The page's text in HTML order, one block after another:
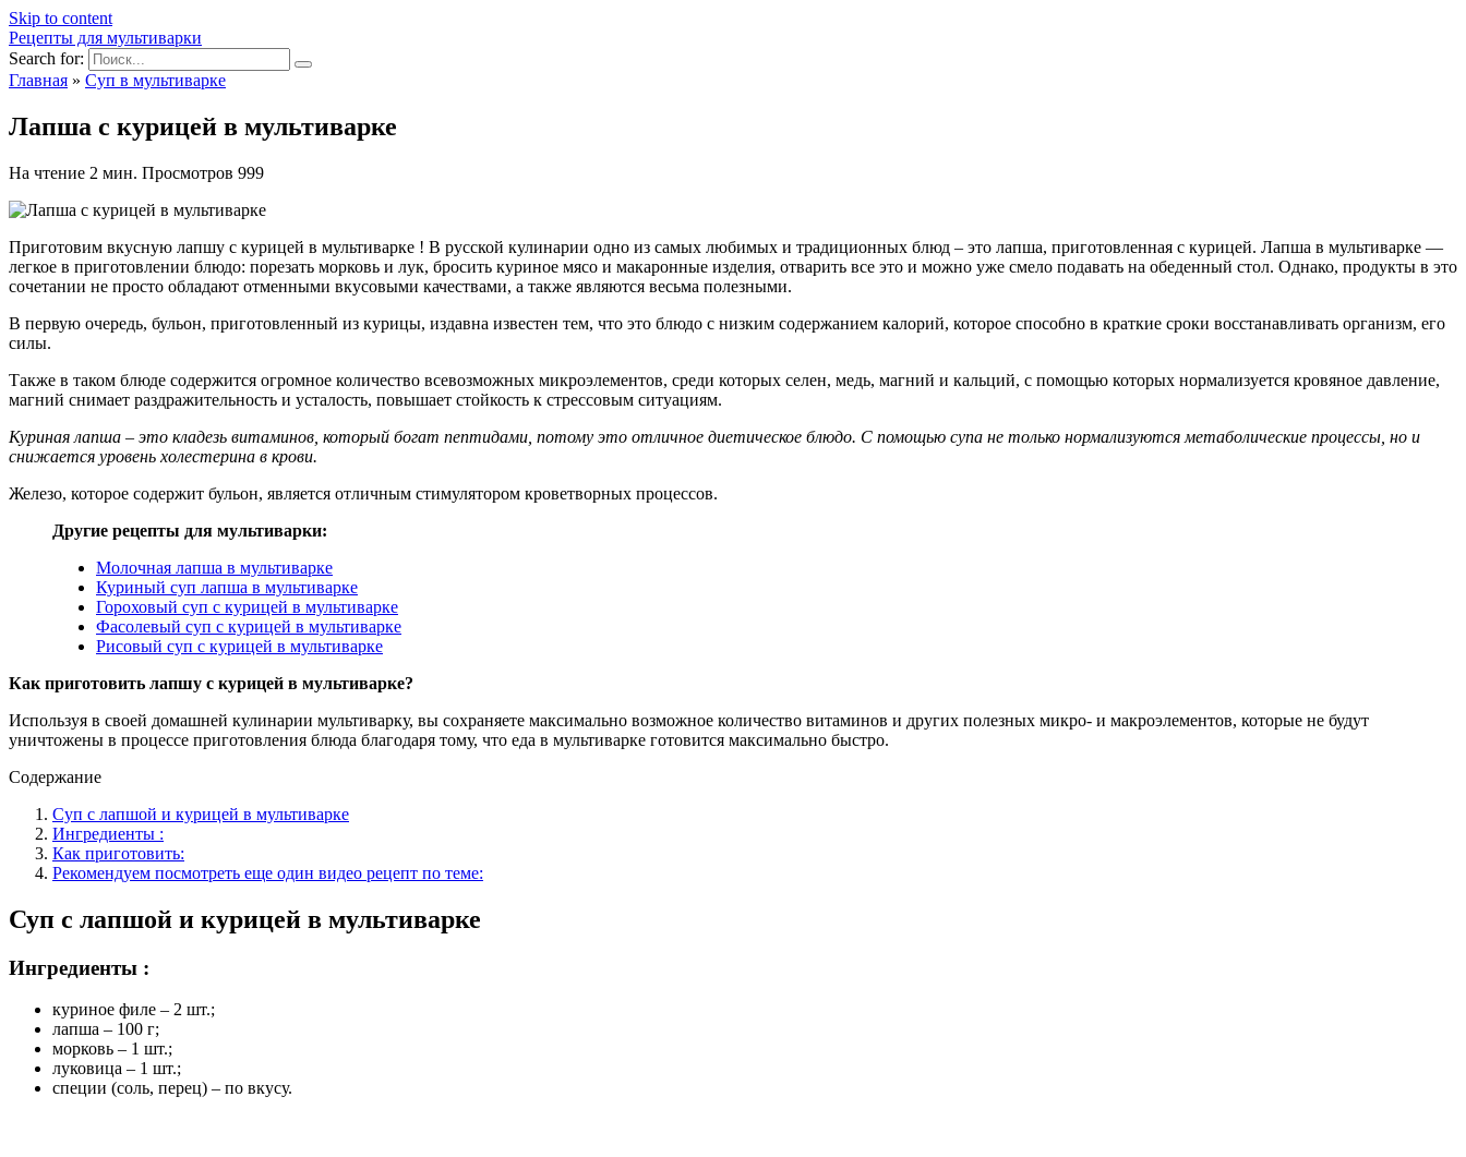
Skip to content
Рецепты для мультиварки
Search for:
Главная » Суп в мультиварке
Лапша с курицей в мультиварке
На чтение 2 мин. Просмотров 999
Приготовим вкусную лапшу с курицей в мультиварке ! В русской кулинарии одно из самых любимых и традиционных блюд – это лапша, приготовленная с курицей. Лапша в мультиварке —
легкое в приготовлении блюдо: порезать морковь и лук, бросить куриное мясо и макаронные изделия, отварить все это и можно уже смело подавать на обеденный стол. Однако, продукты в это
сочетании не просто обладают отменными вкусовыми качествами, а также являются весьма полезными.
В первую очередь, бульон, приготовленный из курицы, издавна известен тем, что это блюдо с низким содержанием калорий, которое способно в краткие сроки восстанавливать организм, его
силы.
Также в таком блюде содержится огромное количество всевозможных микроэлементов, среди которых селен, медь, магний и кальций, с помощью которых нормализуется кровяное давление,
магний снимает раздражительность и усталость, повышает стойкость к стрессовым ситуациям.
Куриная лапша – это кладезь витаминов, который богат пептидами, потому это отличное диетическое блюдо. С помощью супа не только нормализуются метаболические процессы, но и
снижается уровень холестерина в крови.
Железо, которое содержит бульон, является отличным стимулятором кроветворных процессов.
Другие рецепты для мультиварки:
Молочная лапша в мультиварке
Куриный суп лапша в мультиварке
Гороховый суп с курицей в мультиварке
Фасолевый суп с курицей в мультиварке
Рисовый суп с курицей в мультиварке
Как приготовить лапшу с курицей в мультиварке?
Используя в своей домашней кулинарии мультиварку, вы сохраняете максимально возможное количество витаминов и других полезных микро- и макроэлементов, которые не будут
уничтожены в процессе приготовления блюда благодаря тому, что еда в мультиварке готовится максимально быстро.
Содержание
Суп с лапшой и курицей в мультиварке
Ингредиенты :
Как приготовить:
Рекомендуем посмотреть еще один видео рецепт по теме:
Суп с лапшой и курицей в мультиварке
Ингредиенты :
куриное филе – 2 шт.;
лапша – 100 г;
морковь – 1 шт.;
луковица – 1 шт.;
специи (соль, перец) – по вкусу.